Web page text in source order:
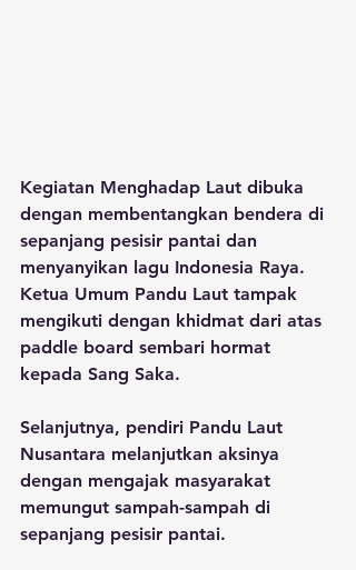
Kegiatan Menghadap Laut dibuka
dengan membentangkan bendera di
sepanjang pesisir pantai dan
menyanyikan lagu Indonesia Raya.
Ketua Umum Pandu Laut tampak
mengikuti dengan khidmat dari atas
paddle board sembari hormat
kepada Sang Saka.
Selanjutnya, pendiri Pandu Laut
Nusantara melanjutkan aksinya
dengan mengajak masyarakat
memungut sampah-sampah di
sepanjang pesisir pantai.